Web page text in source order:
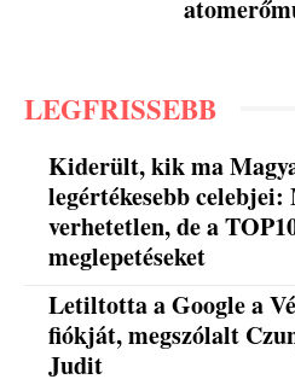
LEGFRISSEBB
Kiderült, kik ma
legértékesebb
verhetetlen, de a
meglepetéseket
Letiltotta a Google a
fiókját, megszólalt
Judit